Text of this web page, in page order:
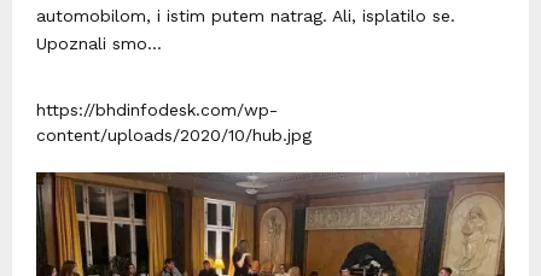
automobilom, i istim putem natrag. Ali, isplatilo se.
Upoznali smo...
https://bhdinfodesk.com/wp-
content/uploads/2020/10/hub.jpg